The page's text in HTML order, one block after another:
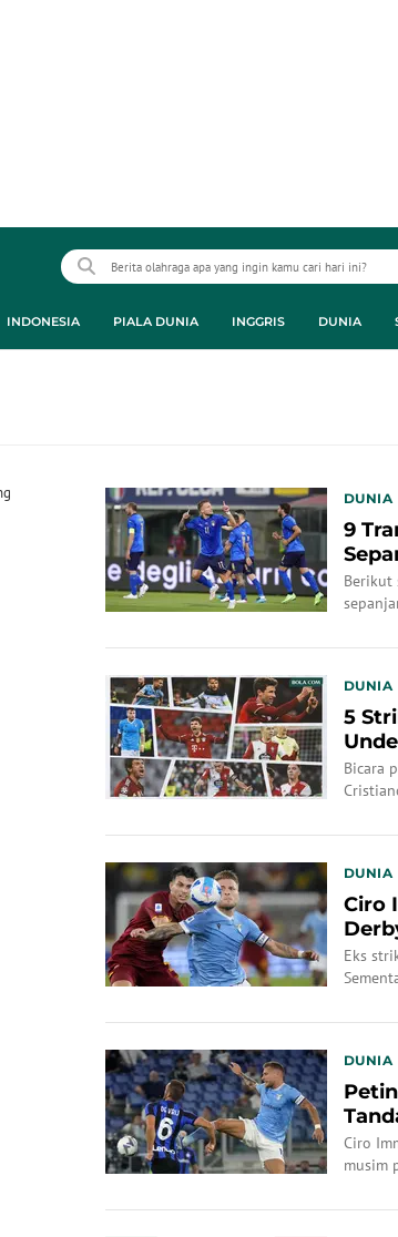
INDONESIA PIALA DUNIA INGGRIS DUNIA
DUNIA
9
Berikut
DUNIA
5
Bicara
DUNIA
Ciro
Eks
DUNIA
Ciro
musim